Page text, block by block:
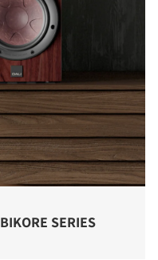
SERIES